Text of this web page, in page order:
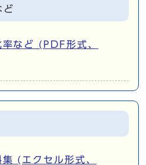
ど
など (PDF形式、
(エクセル形式、